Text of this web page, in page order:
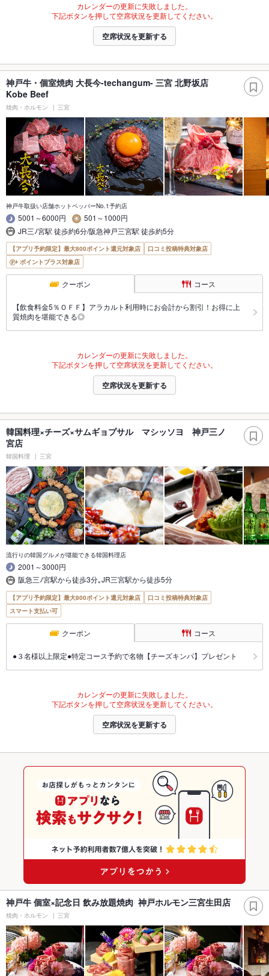
カレンダーの更新に失敗しました。
下記ボタンを押して空席状況を更新してください。
空席状況を更新する
神戸牛・個室焼肉 大長今-techangum- 三宮 北野坂店
Kobe Beef
焼肉・ホルモン 三宮
神戸牛取扱い店舗ホットペッパーNo.1予約店
5001～6000円
501～1000円
JR三ﾉ宮駅 徒歩約6分/阪急神戸三宮駅 徒歩約5分
【アプリ予約限定】最大800ポイント還元対象店
口コミ投稿特典対象店
ポイントプラス対象店
クーポン コース
【飲食料金5％ＯＦＦ】アラカルト利用時にお会計から割引！お得に上
質焼肉を堪能できる◎
カレンダーの更新に失敗しました。
下記ボタンを押して空席状況を更新してください。
空席状況を更新する
韓国料理×チーズ×サムギョプサル マシッソヨ 神戸三ノ
宮店
韓国料理 三宮
流行りの韓国グルメが堪能できる韓国料理店
2001～3000円
阪急三ﾉ宮駅から徒歩3分｡JR三宮駅から徒歩5分
【アプリ予約限定】最大800ポイント還元対象店
口コミ投稿特典対象店
スマート支払い可
クーポン コース
●３名様以上限定●特定コース予約で名物【チーズキンパ】プレゼント
カレンダーの更新に失敗しました。
下記ボタンを押して空席状況を更新してください。
空席状況を更新する
神戸牛 個室×記念日 飲み放題焼肉 神戸ホルモン三宮生田店
焼肉・ホルモン 三宮